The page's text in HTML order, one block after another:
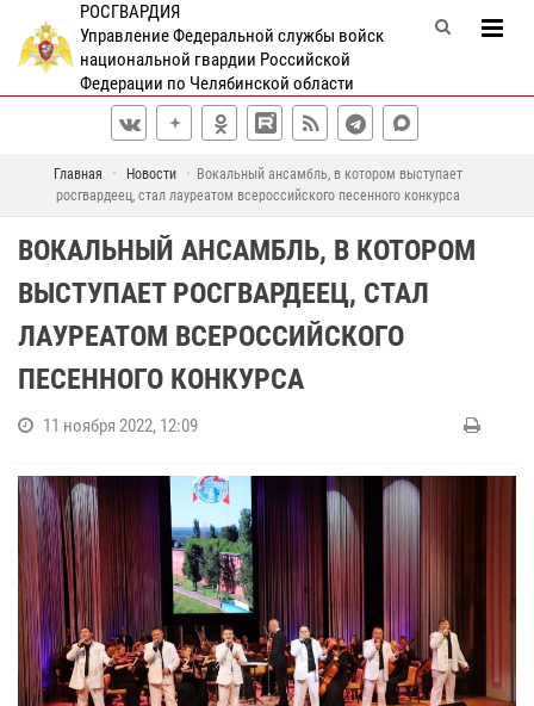
РОСГВАРДИЯ
Управление Федеральной службы войск
национальной гвардии Российской
Федерации по Челябинской области
Главная Новости
Вокальный ансамбль, в котором выступает
росгвардеец, стал лауреатом всероссийского песенного конкурса
ВОКАЛЬНЫЙ АНСАМБЛЬ, В КОТОРОМ
ВЫСТУПАЕТ РОСГВАРДЕЕЦ, СТАЛ
ЛАУРЕАТОМ ВСЕРОССИЙСКОГО
ПЕСЕННОГО КОНКУРСА
11 ноября 2022, 12:09